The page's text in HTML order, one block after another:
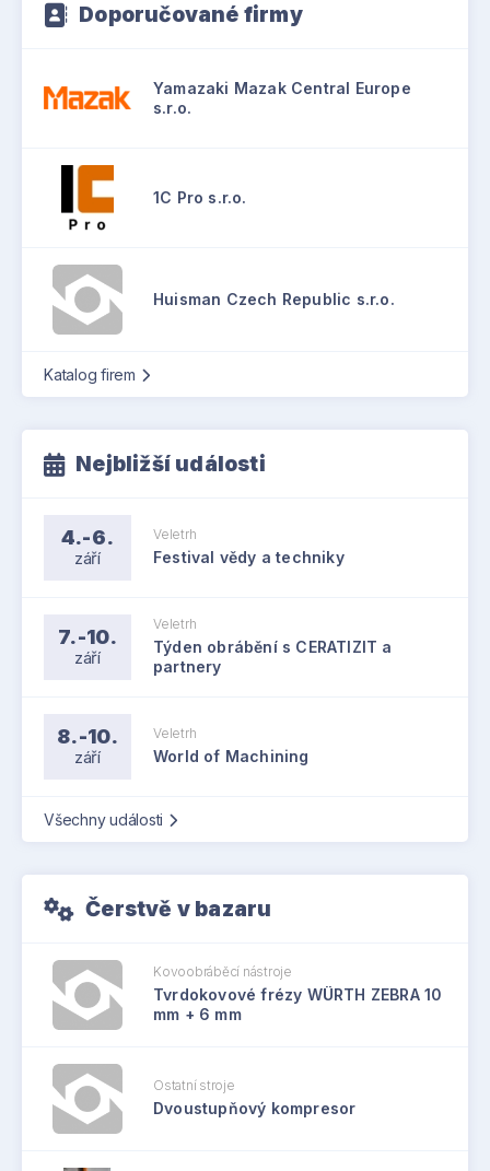
Doporučované firmy
Yamazaki Mazak Central Europe
s.r.o.
1C Pro s.r.o.
Huisman Czech Republic s.r.o.
Katalog firem
Nejbližší události
4.-6.
září
Veletrh
Festival vědy a techniky
7.-10.
září
Veletrh
Týden obrábění s CERATIZIT a
partnery
8.-10.
září
Veletrh
World of Machining
Všechny události
Čerstvě v bazaru
Kovoobráběcí nástroje
Tvrdokovové frézy WÜRTH ZEBRA 10
mm + 6 mm
Ostatní stroje
Dvoustupňový kompresor